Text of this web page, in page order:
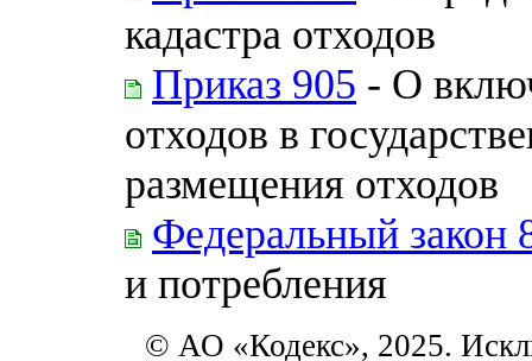
кадастра отходов
Приказ 905 - О
отходов в
размещения отходов
Федеральный закон
и потребления
© АО «Кодекс», 2025.